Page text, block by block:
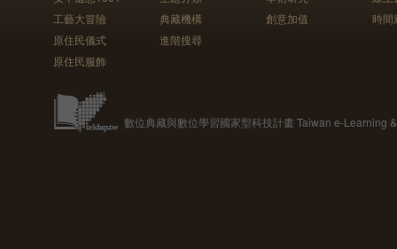
工藝大冒險
原住民儀式
原住民服飾
典藏機構
進階搜尋
創意加值
時間
數位典藏與數位學習國家型科技計畫 Taiwan e-Learning